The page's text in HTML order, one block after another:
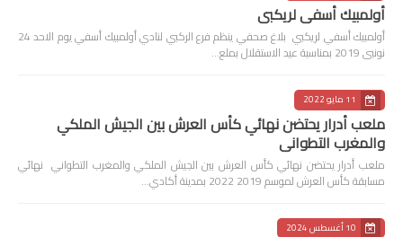
أولمبيك أسفي لريكبي
أولمبيك أسفي لريكبي بلاغ صحفي ينظم فرع الركبي لنادي أولمبيك أسفي يوم الاحد 24
نونبى 2019 بمناسبة عيد الاستقلال بملع…
11 مايو 2022
ملعب أدرار يحتضن نهائي كأس العرش بين الجيش الملكي
والمغرب التطواني
ملعب أدرار يحتضن نهائي كأس العرش بين الجيش الملكي والمغرب التطواني نهائي
مسابقة كأس العرش لموسم 2019 2022 بمدينة أكادي…
10 أغسطس 2024